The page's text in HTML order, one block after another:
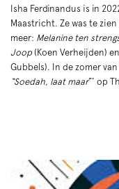
Isha Ferdinandus is in
Maastricht. Ze was te
meer: Melanine ten
Joop (Koen Verheijden) en
Gubbels). In de zomer
“Soedah, laat maar”’ op